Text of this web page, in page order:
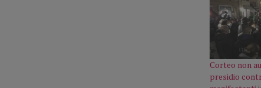
Corteo non
presidio